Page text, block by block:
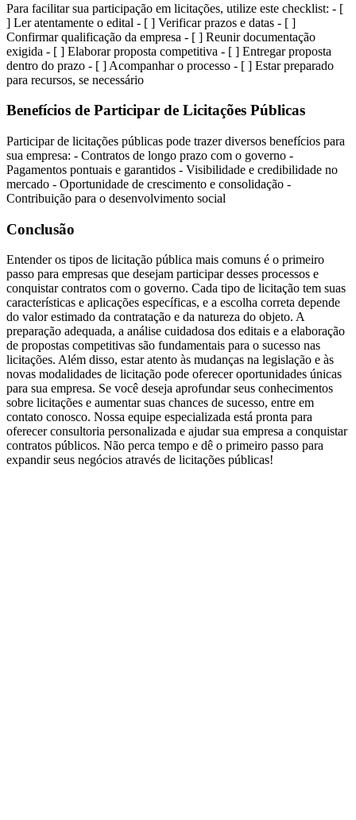
Para facilitar sua participação em licitações, utilize este checklist: - [
] Ler atentamente o edital - [ ] Verificar prazos e datas - [ ]
Confirmar qualificação da empresa - [ ] Reunir documentação
exigida - [ ] Elaborar proposta competitiva - [ ] Entregar proposta
dentro do prazo - [ ] Acompanhar o processo - [ ] Estar preparado
para recursos, se necessário
Benefícios de Participar de Licitações Públicas
Participar de licitações públicas pode trazer diversos benefícios para
sua empresa: - Contratos de longo prazo com o governo -
Pagamentos pontuais e garantidos - Visibilidade e credibilidade no
mercado - Oportunidade de crescimento e consolidação -
Contribuição para o desenvolvimento social
Conclusão
Entender os tipos de licitação pública mais comuns é o primeiro
passo para empresas que desejam participar desses processos e
conquistar contratos com o governo. Cada tipo de licitação tem suas
características e aplicações específicas, e a escolha correta depende
do valor estimado da contratação e da natureza do objeto. A
preparação adequada, a análise cuidadosa dos editais e a elaboração
de propostas competitivas são fundamentais para o sucesso nas
licitações. Além disso, estar atento às mudanças na legislação e às
novas modalidades de licitação pode oferecer oportunidades únicas
para sua empresa. Se você deseja aprofundar seus conhecimentos
sobre licitações e aumentar suas chances de sucesso, entre em
contato conosco. Nossa equipe especializada está pronta para
oferecer consultoria personalizada e ajudar sua empresa a conquistar
contratos públicos. Não perca tempo e dê o primeiro passo para
expandir seus negócios através de licitações públicas!